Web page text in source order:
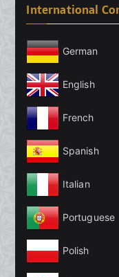
International
German
English
French
Spanish
Italian
Portuguese
Polish